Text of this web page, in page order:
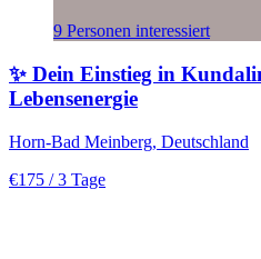
9 Personen interessiert
✨ Dein Einstieg in
Lebensenergie
Horn-Bad Meinberg, Deutschland
€175 / 3 Tage